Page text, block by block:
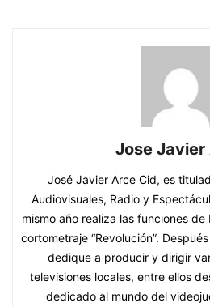
Jose Javier
José Javier Arce Cid, es
Audiovisuales, Radio y
mismo año realiza las funciones
cortometraje “Revolución”.
dedique a producir y dirigir
televisiones locales, entre ellos
dedicado al mundo del